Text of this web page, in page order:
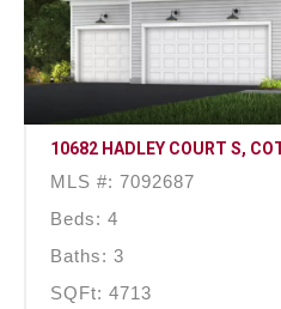
10682 HADLEY COURT S,
MLS #: 7092687
Beds: 4
Baths: 3
SQFt: 4713